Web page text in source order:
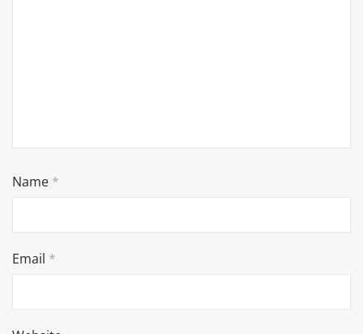
Name *
Email *